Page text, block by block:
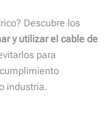
Descubre los
y utilizar el cable de
para
industria.